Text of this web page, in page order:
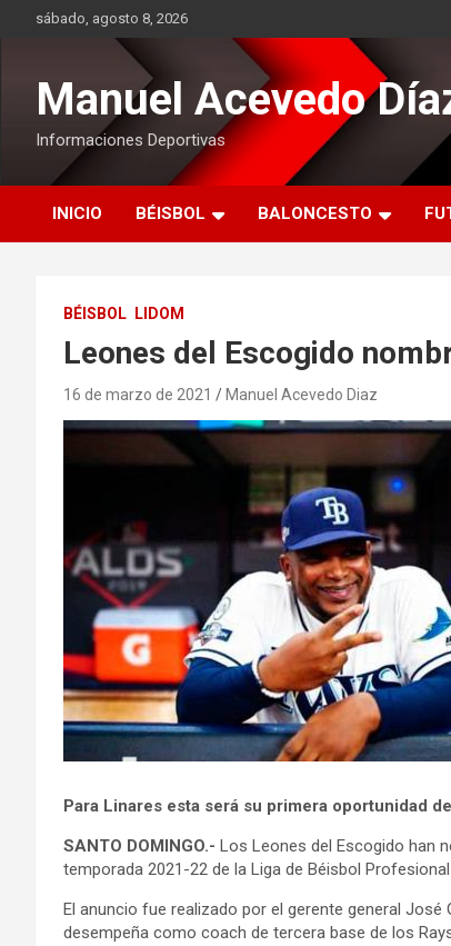
sábado, agosto 8, 2026
Manuel Acevedo
Informaciones Deportivas
INICIO BÉISBOL BALONCESTO
BÉISBOL LIDOM
Leones del Escogido
16 de marzo de 2021 Manuel Acevedo Diaz
Para Linares esta será su primera oportunidad
SANTO DOMINGO.- Los Leones del Escogido han
temporada 2021-22 de la Liga de Béisbol
El anuncio fue realizado por el gerente general
desempeña como coach de tercera base de los